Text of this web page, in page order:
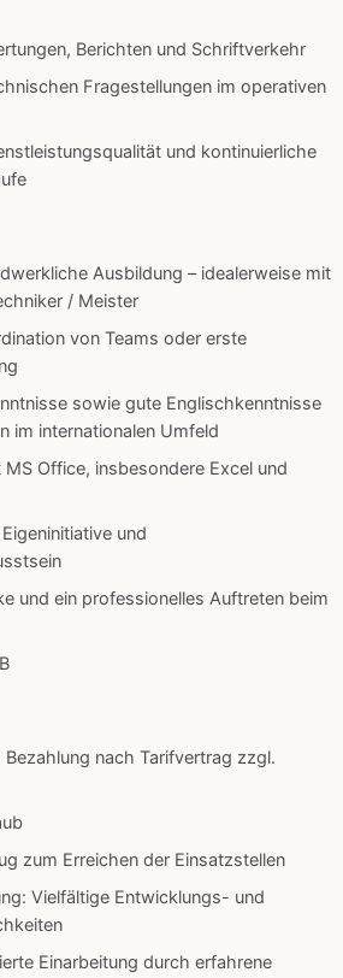
Berichten und Schriftverkehr
Fragestellungen im operativen
und kontinuierliche
Ausbildung – idealerweise mit
/ Meister
von Teams oder erste
sowie gute Englischkenntnisse
im internationalen Umfeld
Office, insbesondere Excel und
und
und ein professionelles Auftreten beim
nach Tarifvertrag zzgl.
zum Erreichen der Einsatzstellen
Vielfältige Entwicklungs- und
Einarbeitung durch erfahrene